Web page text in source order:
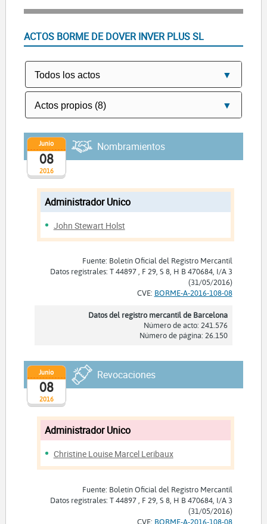
ACTOS BORME DE DOVER INVER PLUS SL
2016
Junio
08
Nombramientos
Administrador Unico
John Stewart Holst
Fuente: Boletín Oficial del Registro Mercantil
Datos registrales: T 44897 , F 29, S 8, H B 470684, I/A 3
(31/05/2016)
CVE: BORME-A-2016-108-08
Datos del registro mercantil de Barcelona
Número de acto: 241.576
Número de página: 26.150
2016
Junio
08
Revocaciones
Administrador Unico
Christine Louise Marcel Leribaux
Fuente: Boletín Oficial del Registro Mercantil
Datos registrales: T 44897 , F 29, S 8, H B 470684, I/A 3
(31/05/2016)
CVE: BORME-A-2016-108-08